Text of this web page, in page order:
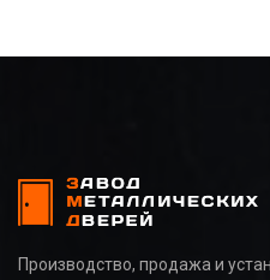
Производство, продажа и